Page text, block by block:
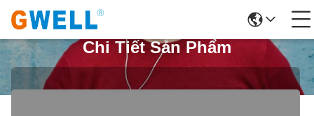
Chi Tiết Sản Phẩm